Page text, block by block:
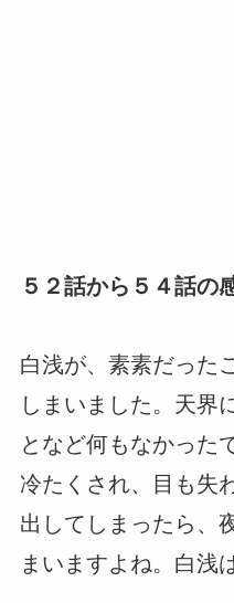
５２話から５４話の
白浅が、素素だった
しまいました。天界
となど何もなかった
冷たくされ、目も失
出してしまったら、
まいますよね。白浅